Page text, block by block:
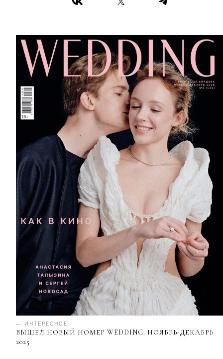
— ИНТЕРЕСНОЕ
ВЫШЕЛ НОВЫЙ НОМЕР WEDDING: НОЯБРЬ-ДЕКАБРЬ
2025